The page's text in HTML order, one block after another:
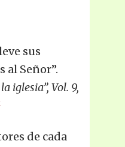
sus
al Señor”.
iglesia”, Vol. 9,
de cada